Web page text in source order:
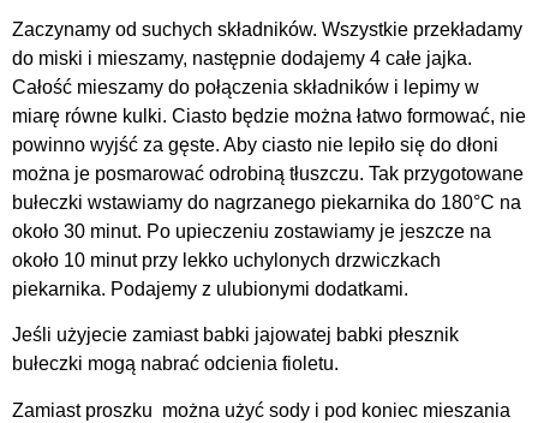
Zaczynamy od suchych składników. Wszystkie przekładamy
do miski i mieszamy, następnie dodajemy 4 całe jajka.
Całość mieszamy do połączenia składników i lepimy w
miarę równe kulki. Ciasto będzie można łatwo formować, nie
powinno wyjść za gęste. Aby ciasto nie lepiło się do dłoni
można je posmarować odrobiną tłuszczu. Tak przygotowane
bułeczki wstawiamy do nagrzanego piekarnika do 180°C na
około 30 minut. Po upieczeniu zostawiamy je jeszcze na
około 10 minut przy lekko uchylonych drzwiczkach
piekarnika. Podajemy z ulubionymi dodatkami.
Jeśli użyjecie zamiast babki jajowatej babki płesznik
bułeczki mogą nabrać odcienia fioletu.
Zamiast proszku można użyć sody i pod koniec mieszania